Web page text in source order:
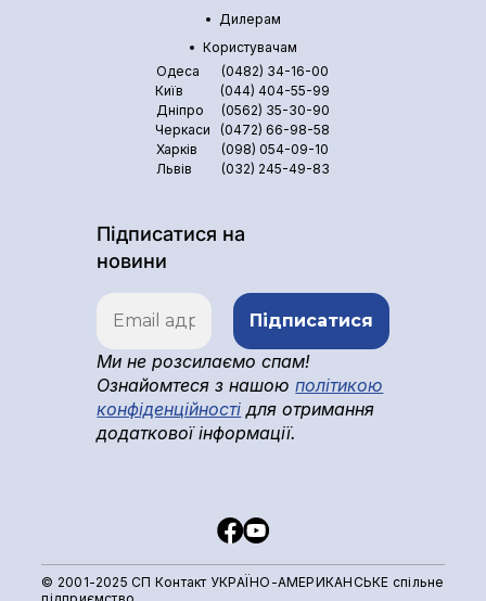
Дилерам
Користувачам
Одеса
(0482) 34-16-00
Київ
(044) 404-55-99
Дніпро
(0562) 35-30-90
Черкаси
(0472) 66-98-58
Харків
(098) 054-09-10
Львів
(032) 245-49-83
Підписатися на
новини
Ми не розсилаємо спам!
Ознайомтеся з нашоюполітикою
конфіденційності для отримання
додаткової інформації.
© 2001-2025 СП Контакт УКРАЇНО-АМЕРИКАНСЬКЕ спільне